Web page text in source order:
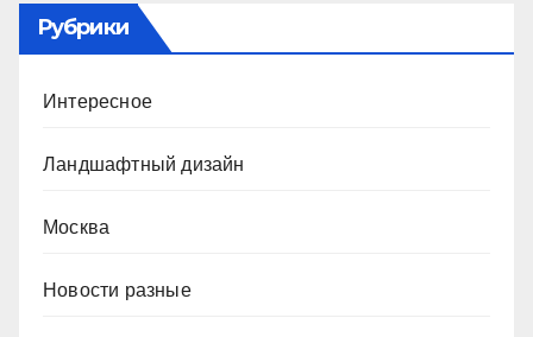
Рубрики
Интересное
Ландшафтный дизайн
Москва
Новости разные